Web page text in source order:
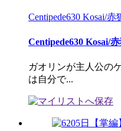
Centipede630 Kosai/赤
Centipede630 Kosai/
ガオリンが主人公の
は自分で...